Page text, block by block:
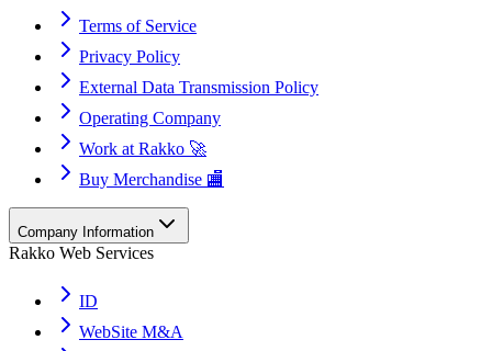
Terms of Service
Privacy Policy
External Data Transmission Policy
Operating Company
Work at Rakko 🚀
Buy Merchandise 🏬
Company Information
Rakko Web Services
ID
WebSite M&A